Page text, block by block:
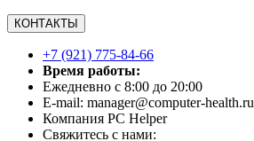
КОНТАКТЫ
+7 (921) 775-84-66
Время работы:
Ежедневно с 8:00 до 20:00
E-mail: manager@computer-health.ru
Компания PC Helper
Свяжитесь с нами: